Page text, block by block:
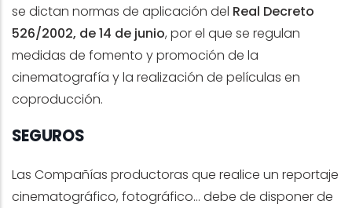
se dictan normas de aplicación del Real Decreto
526/2002, de 14 de junio, por el que se regulan
medidas de fomento y promoción de la
cinematografía y la realización de películas en
coproducción.
SEGUROS
Las Compañías productoras que realice un reportaje
cinematográfico, fotográfico… debe de disponer de